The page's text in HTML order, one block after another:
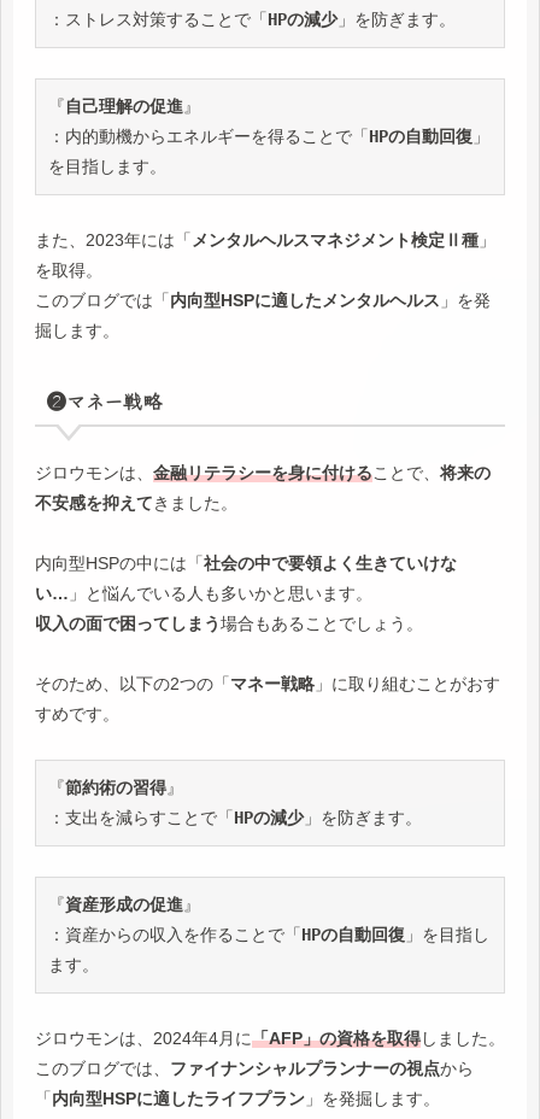
：ストレス対策することで「HPの減少」を防ぎます。
『自己理解の促進 』
：内的動機からエネルギーを得ることで「HPの自動回復 」
を目指します。
また、2023年には「メンタルヘルスマネジメント検定Ⅱ種 」
を取得。
このブログでは「内向型HSPに適したメンタルヘルス 」を発
掘します。
❷マネー戦略
ジロウモンは、 金融リテラシーを身に付けることで、 将来の
不安感を抑えてきました。
内向型HSPの中には「社会の中で要領よく生きていけな
い… 」と悩んでいる人も多いかと思います。
収入の面で困ってしまう場合もあることでしょう。
そのため、以下の2つの「マネー戦略 」に取り組むことがおす
すめです。
『節約術の習得』
：支出を減らすことで「HPの減少」を防ぎます。
『資産形成の促進』
：資産からの収入を作ることで「HPの自動回復 」を目指し
ます。
ジロウモンは、2024年4月に「AFP」の資格を取得しました。
このブログでは、 ファイナンシャルプランナーの視点から
「内向型HSPに適したライフプラン 」を発掘します。